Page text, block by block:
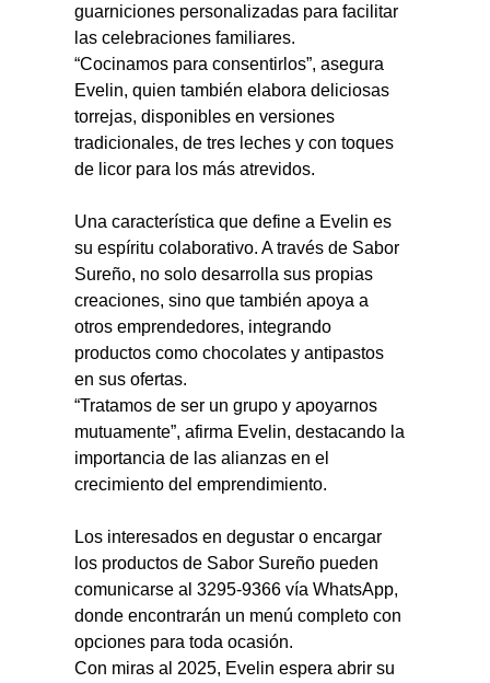
guarniciones personalizadas para facilitar
las celebraciones familiares.
“Cocinamos para consentirlos”, asegura
Evelin, quien también elabora deliciosas
torrejas, disponibles en versiones
tradicionales, de tres leches y con toques
de licor para los más atrevidos.
Una característica que define a Evelin es
su espíritu colaborativo. A través de Sabor
Sureño, no solo desarrolla sus propias
creaciones, sino que también apoya a
otros emprendedores, integrando
productos como chocolates y antipastos
en sus ofertas.
“Tratamos de ser un grupo y apoyarnos
mutuamente”, afirma Evelin, destacando la
importancia de las alianzas en el
crecimiento del emprendimiento.
Los interesados en degustar o encargar
los productos de Sabor Sureño pueden
comunicarse al 3295-9366 vía WhatsApp,
donde encontrarán un menú completo con
opciones para toda ocasión.
Con miras al 2025, Evelin espera abrir su